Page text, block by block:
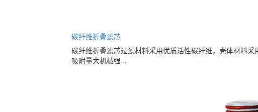
碳纤维折叠滤芯
碳纤维折叠滤芯过滤材料采用优质活性碳纤维，壳体材料
吸附量大机械强...